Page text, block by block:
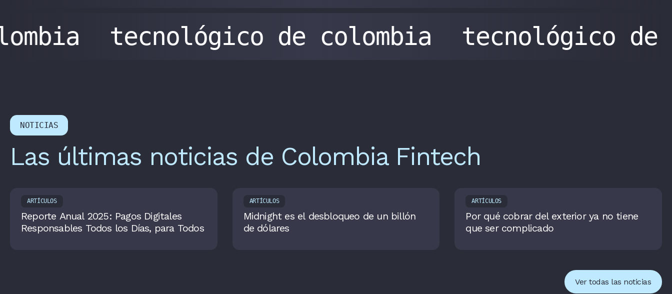
tecnológico de colombia tecnológico de
NOTICIAS
Las últimas noticias de Colombia Fintech
ARTÍCULOS
Reporte Anual 2025: Pagos Digitales
Responsables Todos los Días, para Todos
ARTÍCULOS
Midnight es el desbloqueo de un billón
de dólares
ARTÍCULOS
Por qué cobrar del exterior ya no tiene
que ser complicado
Ver todas las noticias